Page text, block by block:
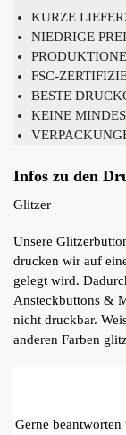
KURZE
NIEDRIGE
FSC-
BESTE
KEINE
Infos zu den
Glitzer
Unsere
drucken wir auf
gelegt wird.
Ansteckbuttons &
nicht druckbar.
anderen Farben
Gerne